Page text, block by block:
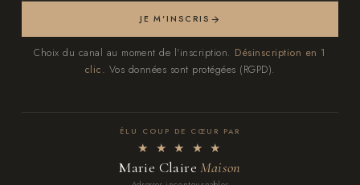
JE M'INSCRIS
Choix du canal au moment de l'inscription. Désinscription en 1
clic. Vos données sont protégées (RGPD).
ÉLU COUP DE CŒUR PAR
★ ★ ★ ★ ★
Marie ClaireMaison